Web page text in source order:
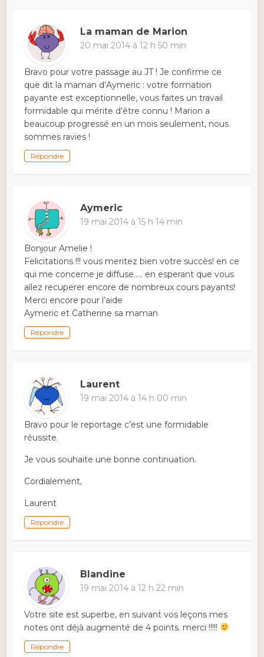
La maman de Marion
20 mai 2014 à 12 h 50 min
Bravo pour votre passage au JT ! Je confirme ce
que dit la maman d’Aymeric : votre formation
payante est exceptionnelle, vous faites un travail
formidable qui mérite d’être connu ! Marion a
beaucoup progressé en un mois seulement, nous
sommes ravies !
Répondre
Aymeric
19 mai 2014 à 15 h 14 min
Bonjour Amelie !
Felicitations !!! vous meritez bien votre succès! en ce
qui me concerne je diffuse….. en esperant que vous
allez recuperer encore de nombreux cours payants!
Merci encore pour l’aide
Aymeric et Catherine sa maman
Répondre
Laurent
19 mai 2014 à 14 h 00 min
Bravo pour le reportage c’est une formidable
réussite.
Je vous souhaite une bonne continuation.
Cordialement,
Laurent
Répondre
Blandine
19 mai 2014 à 12 h 22 min
Votre site est superbe, en suivant vos leçons mes
notes ont déjà augmenté de 4 points. merci !!!!!
Répondre